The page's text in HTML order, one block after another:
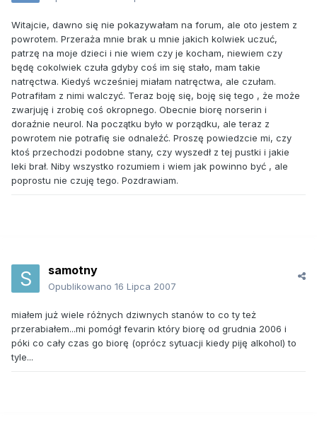
Witajcie, dawno się nie pokazywałam na forum, ale oto jestem z
powrotem. Przeraża mnie brak u mnie jakich kolwiek uczuć,
patrzę na moje dzieci i nie wiem czy je kocham, niewiem czy
będę cokolwiek czuła gdyby coś im się stało, mam takie
natręctwa. Kiedyś wcześniej miałam natręctwa, ale czułam.
Potrafiłam z nimi walczyć. Teraz boję się, boję się tego , że może
zwarjuję i zrobię coś okropnego. Obecnie biorę norserin i
doraźnie neurol. Na początku było w porządku, ale teraz z
powrotem nie potrafię sie odnaleźć. Proszę powiedzcie mi, czy
ktoś przechodzi podobne stany, czy wyszedł z tej pustki i jakie
leki brał. Niby wszystko rozumiem i wiem jak powinno być , ale
poprostu nie czuję tego. Pozdrawiam.
samotny
Opublikowano 16 Lipca 2007
miałem już wiele różnych dziwnych stanów to co ty też
przerabiałem...mi pomógł fevarin który biorę od grudnia 2006 i
póki co cały czas go biorę (oprócz sytuacji kiedy piję alkohol) to
tyle...